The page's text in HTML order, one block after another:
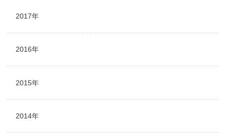
2017年
2016年
2015年
2014年